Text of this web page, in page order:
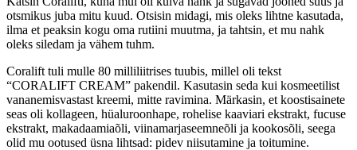
otsmikus juba mitu kuud. Otsisin midagi, mis oleks lihtne kasutada,
ilma et peaksin kogu oma rutiini muutma, ja tahtsin, et mu nahk
oleks siledam ja vähem tuhm.
Coralift tuli mulle 80 milliliitrises tuubis, millel oli tekst
“CORALIFT CREAM” pakendil. Kasutasin seda kui kosmeetilist
vananemisvastast kreemi, mitte ravimina. Märkasin, et koostisainete
seas oli kollageen, hüaluroonhape, rohelise kaaviari ekstrakt, fucuse
ekstrakt, makadaamiaõli, viinamarjaseemneõli ja kookosõli, seega
olid mu ootused üsna lihtsad: pidev niisutamine ja toitumine.